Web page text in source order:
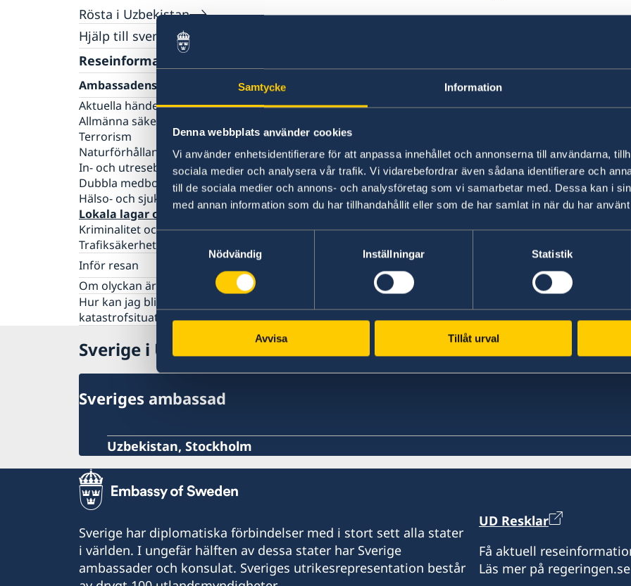
Samtycke Information
Denna webbplats använder cookies
Vi använder enhetsidentifierare för att anpassa innehållet och annonserna till användarna,
sociala medier och analysera vår trafik. Vi vidarebefordrar även sådana identifierare och
till de sociala medier och annons- och analysföretag som vi samarbetar med. Dessa kan i
med annan information som du har tillhandahållit eller som de har samlat in när du har
Nödvändig
Inställningar Statistik
Avvisa Tillåt urval
Rösta i Uzbekistan
Hjälp till svenskar i Uzbekistan
Rösta i Uzbekistan
Pass utomlands
Förlust av pass
Förnyelse av pass för vuxna
Provisoriskt pass
Samordningsnummer
Hjälp kring medborgarskap
Gifta sig utomlands
Legaliseringar
Reseinformation
Ambassadens reseinformation
Aktuella händelser
Allmänna säkerhetsläget
Terrorism
Naturförhållanden och katastrofer
In- och utresebestämmelser
Dubbla medborgarskap
Hälso- och sjukvård
Lokala lagar och sedvänjor
Kriminalitet och personlig säkerhet
Trafiksäkerhet
Inför resan
Pass och ID-kort
Om olyckan är framme
Hur kan jag bli kontaktad i en
katastrofsituation
Även om landets konstitution är sekulär är
ett muslimskt land. I vissa delar av landet
striktare än i huvudstaden. Besökare
och religiösa högtider.
För narkotika- och valutabrott utdöms hårda
mycket låg standard. Försiktighet bör iakttas
som kan uppfattas vara av militärt eller
Samkönade relationer är inte tillåtna under
utsträckning accepterade i det bredare
med starka ömhetsbetygelser i allmänhetens
Senast uppdaterad 01 juni 2026, 18.42
Sverige i Uzbekistan
Sveriges ambassad
Uzbekistan, Stockholm
Sverige har diplomatiska förbindelser med i stort sett alla stater
i världen. I ungefär hälften av dessa stater har Sverige
ambassader och konsulat. Sveriges utrikesrepresentation består
UD Resklar
Få aktuell
Läs mer på